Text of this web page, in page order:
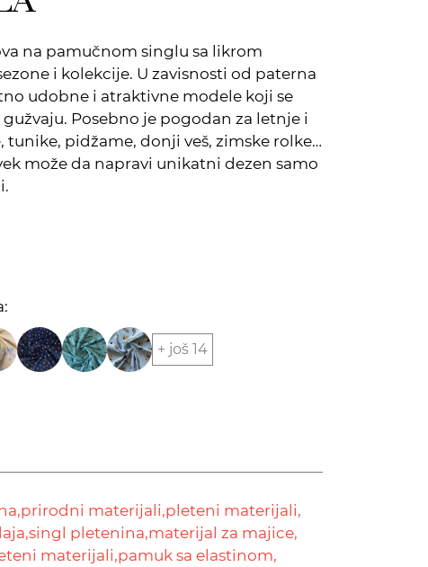
na pamučnom singlu sa likrom
i kolekcije. U zavisnosti od paterna
udobne i atraktivne modele koji se
Posebno je pogodan za letnje i
tunike, pidžame, donji veš, zimske rolke…
može da napravi unikatni dezen samo
+ još 14
prirodni materijali,pleteni materijali,
singl pletenina,materijal za majice,
materijali,pamuk sa elastinom,